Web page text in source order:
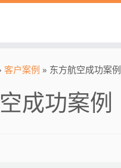
客户案例 » 东方航空成功案例
成功案例